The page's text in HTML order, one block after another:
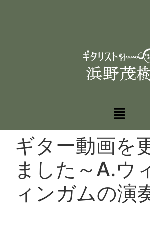
ギター動画を
ました～A.ウ
ィンガムの演